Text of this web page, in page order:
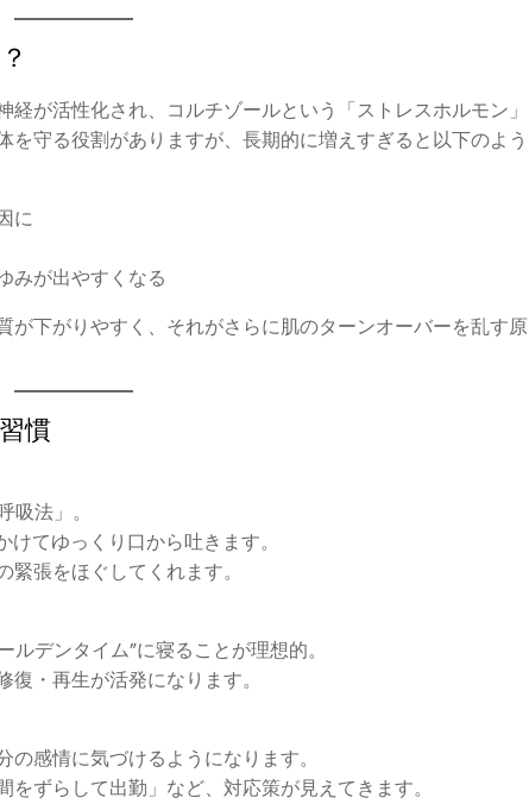
が活性化され、コルチゾールという「ストレスホルモン」
守る役割がありますが、長期的に増えすぎると以下のよう
に
みが出やすくなる
が下がりやすく、それがさらに肌のターンオーバーを乱す原
慣
法」。
てゆっくり口から吐きます。
張をほぐしてくれます。
デンタイム”に寝ることが理想的。
・再生が活発になります。
感情に気づけるようになります。
ずらして出勤」など、対応策が見えてきます。